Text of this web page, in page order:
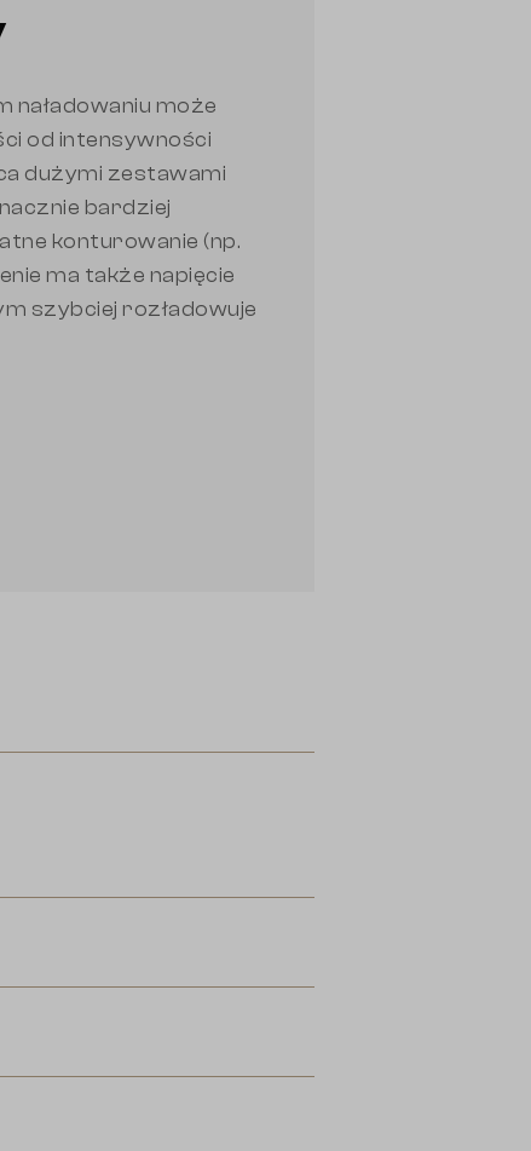
naładowaniu może
od intensywności
dużymi zestawami
bardziej
konturowanie (np.
ma także napięcie
szybciej rozładowuje